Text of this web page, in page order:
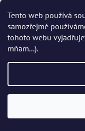
Tento web používá
samozřejmě
tohoto webu
mňam...).